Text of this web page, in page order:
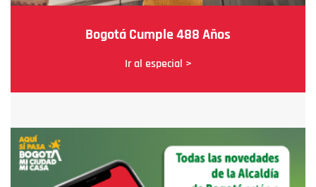
Bogotá Cumple 488 Años
Ir al especial >